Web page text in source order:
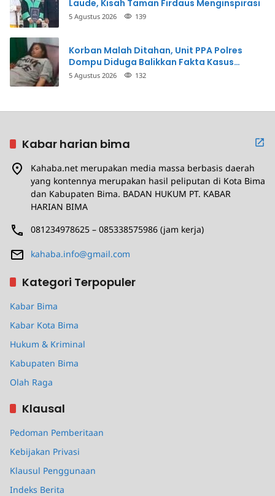
Laude, Kisah Taman Firdaus Menginspirasi
5 Agustus 2026 139
Korban Malah Ditahan, Unit PPA Polres
Dompu Diduga Balikkan Fakta Kasus
Penganiayaan
5 Agustus 2026 132
Kabar harian bima
Kahaba.net merupakan media massa berbasis daerah
yang kontennya merupakan hasil peliputan di Kota Bima
dan Kabupaten Bima. BADAN HUKUM PT. KABAR
HARIAN BIMA
081234978625 – 085338575986 (jam kerja)
kahaba.info@gmail.com
Kategori Terpopuler
Kabar Bima
Kabar Kota Bima
Hukum & Kriminal
Kabupaten Bima
Olah Raga
Klausal
Pedoman Pemberitaan
Kebijakan Privasi
Klausul Penggunaan
Indeks Berita